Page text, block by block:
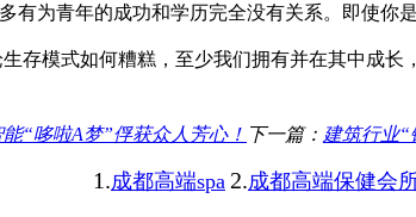
有为青年的成功和学历完全没有关系。即使你
模式如何糟糕，至少我们拥有并在其中成长
“哆啦A梦”俘获众人芳心！ 下一篇： 建筑行业
1.成都高端spa 2.成都高端保健会